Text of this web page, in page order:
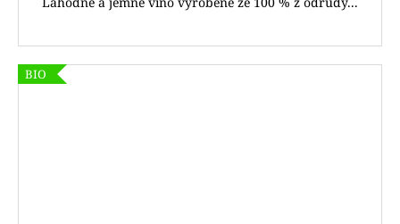
BIO